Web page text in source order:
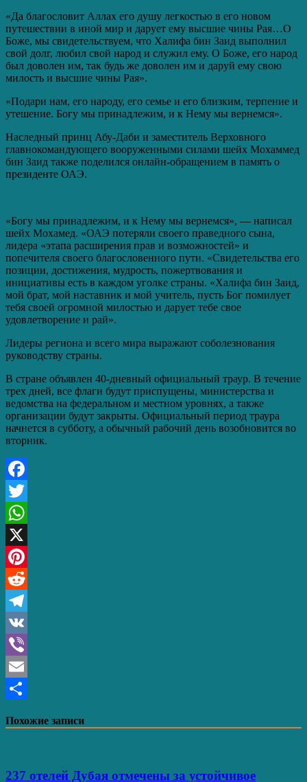
«Да благословит Аллах его душу легкостью в его новом
путешествии в иной мир и дарует ему высшие чины Рая…О
Боже, мы свидетельствуем, что Халифа бин Заид выполнил
свой долг, любил свой народ и служил ему. О Боже, его народ
был доволен им, так будь же доволен им и даруй ему свою
милость и высшие чины Рая».
«Подари нам, его народу, его семье и его близким, терпение и
утешение. Богу мы принадлежим, и к Нему мы вернемся».
Наследный принц Абу-Даби и заместитель Верховного
главнокомандующего вооруженными силами шейх Мохаммед
бин Заид также поделился онлайн-обращением в память о
президенте ОАЭ.
«Богу мы принадлежим, и к Нему мы вернемся», — написал
шейх Мохамед. «ОАЭ потеряли своего праведного сына,
лидера «этапа расширения прав и возможностей» и
попечителя своего благословенного пути. «Свидетельства его
позиции, достижения, мудрость, пожертвования и
инициативы есть в каждом уголке страны. «Халифа бин Заид,
мой брат, мой наставник и мой учитель, пусть Бог помилует
тебя своей огромной милостью и дарует тебе свое
удовлетворение и рай».
Лидеры региона и всего мира выражают соболезнования
руководству страны.
В стране объявлен 40-дневный официальный траур. В течение
трех дней, все флаги будут приспущены, министерства и
ведомства на федеральном и местном уровнях, а также
организации будут закрыты. Официальный период траура
начнется в субботу, а обычный рабочий день возобновится во
вторник.
Facebook
Twitter
WhatsApp
X
Pinterest
Reddit
Telegram
VK
Viber
Email
Похожие записи
237 отелей Дубая отмечены за устойчивое